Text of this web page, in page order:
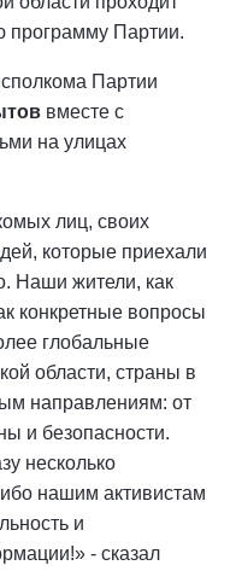
программу Партии.
Партии
вместе с
на улицах
лиц, своих
которые приехали
Наши жители, как
конкретные вопросы
глобальные
области, страны в
направлениям: от
и безопасности.
несколько
нашим активистам
и
- сказал